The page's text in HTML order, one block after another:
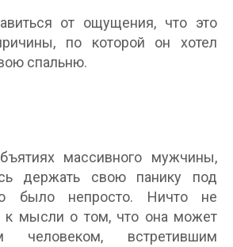
от ощущения, что это
по которой он хотел
спальню.
массивного мужчины,
держать свою панику под
было непросто. Ничто не
к мысли о том, что она может
встретившим